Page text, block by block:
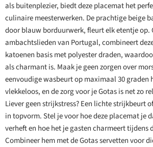
als buitenplezier, biedt deze placemat het
culinaire meesterwerken. De prachtige beige
door blauw borduurwerk, fleurt elk etentje op.
ambachtslieden van Portugal, combineert
katoenen basis met polyester draden,
als charmant is. Maak je geen zorgen over
eenvoudige wasbeurt op maximaal 30 graden
vlekkeloos, en de zorg voor je Gotas is net zo
Liever geen strijkstress? Een lichte strijkbeurt
in topvorm. Stel je voor hoe deze placemat je
verheft en hoe het je gasten charmeert tijdens
Combineer hem met de Gotas servetten voor